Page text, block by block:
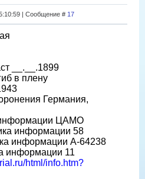
| Сообщение # 17
__.__.1899
в плену
Германия,
информации ЦАМО
информации 58
информации A-64238
информации 11
html/info.htm?